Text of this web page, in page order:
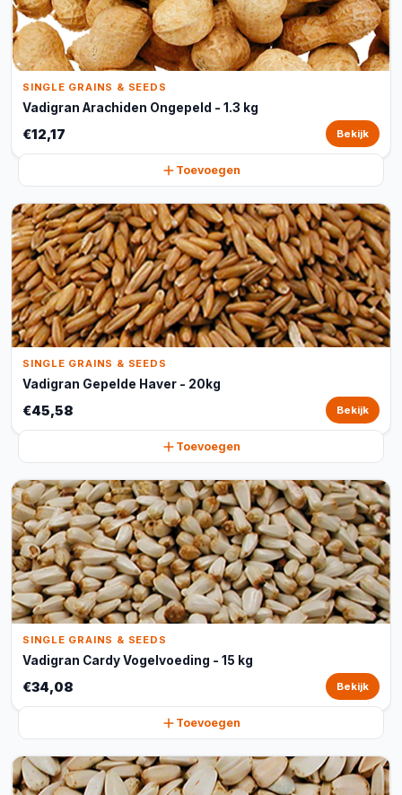
SINGLE GRAINS & SEEDS
Vadigran Arachiden Ongepeld - 1.3 kg
€12,17 Bekijk
Toevoegen
SINGLE GRAINS & SEEDS
Vadigran Gepelde Haver - 20kg
€45,58 Bekijk
Toevoegen
SINGLE GRAINS & SEEDS
Vadigran Cardy Vogelvoeding - 15 kg
€34,08 Bekijk
Toevoegen